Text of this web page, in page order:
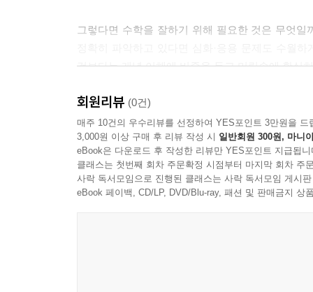
그렇다면 수학을 잘하기 위해 필요한 것은 무엇
것보다는 개념 이해에 비중을 두고 머릿속에 확실
복잡해지는 수학 공식과 용어를 단 한 권으로,
필요할 때 바로바로 꺼내 쓰는 공식·용어 사전!
수학은 단원마다 새로운 개념과 공식, 용어가 등
공식은 정작 어디에 어떻게 적용해야 할지 헤매
공식·용어를 알기 쉽게 설명하면서 공식이 도출
회원리뷰 (0건)
매주 10건의 우수리뷰를 선정하여 YES포인트 3만원을 드
3,000원 이상 구매 후 리뷰 작성 시 일반회원 300원, 마니
eBook은 다운로드 후 작성한 리뷰만 YES포인트 지급됩니
클래스는 첫번째 회차 주문확정 시점부터 마지막 회차 주
사락 독서모임으로 진행된 클래스는 사락 독서모임 게시
eBook 페이백, CD/LP, DVD/Blu-ray, 패션 및 판매금지 상